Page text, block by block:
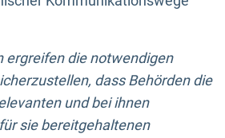
ergreifen die notwendigen
dass Behörden die
und bei ihnen
sie bereitgehaltenen